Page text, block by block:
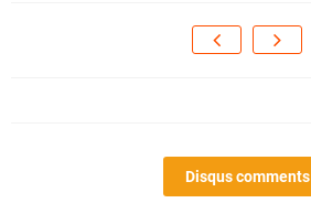
Disqus comments